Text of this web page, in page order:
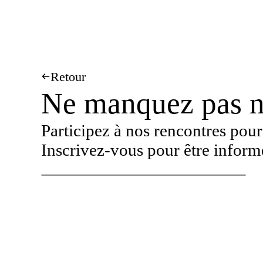
Retour
Ne manquez pas
Participez à nos rencontres
Inscrivez-vous pour être